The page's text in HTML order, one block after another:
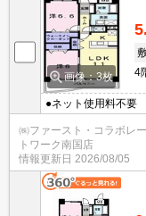
画像：3枚
4
●ネット使用料不
ン ●ペット相談 ●
㈱ファースト・コラボレ
トワーク南国店
情報更新日 2026/08/05